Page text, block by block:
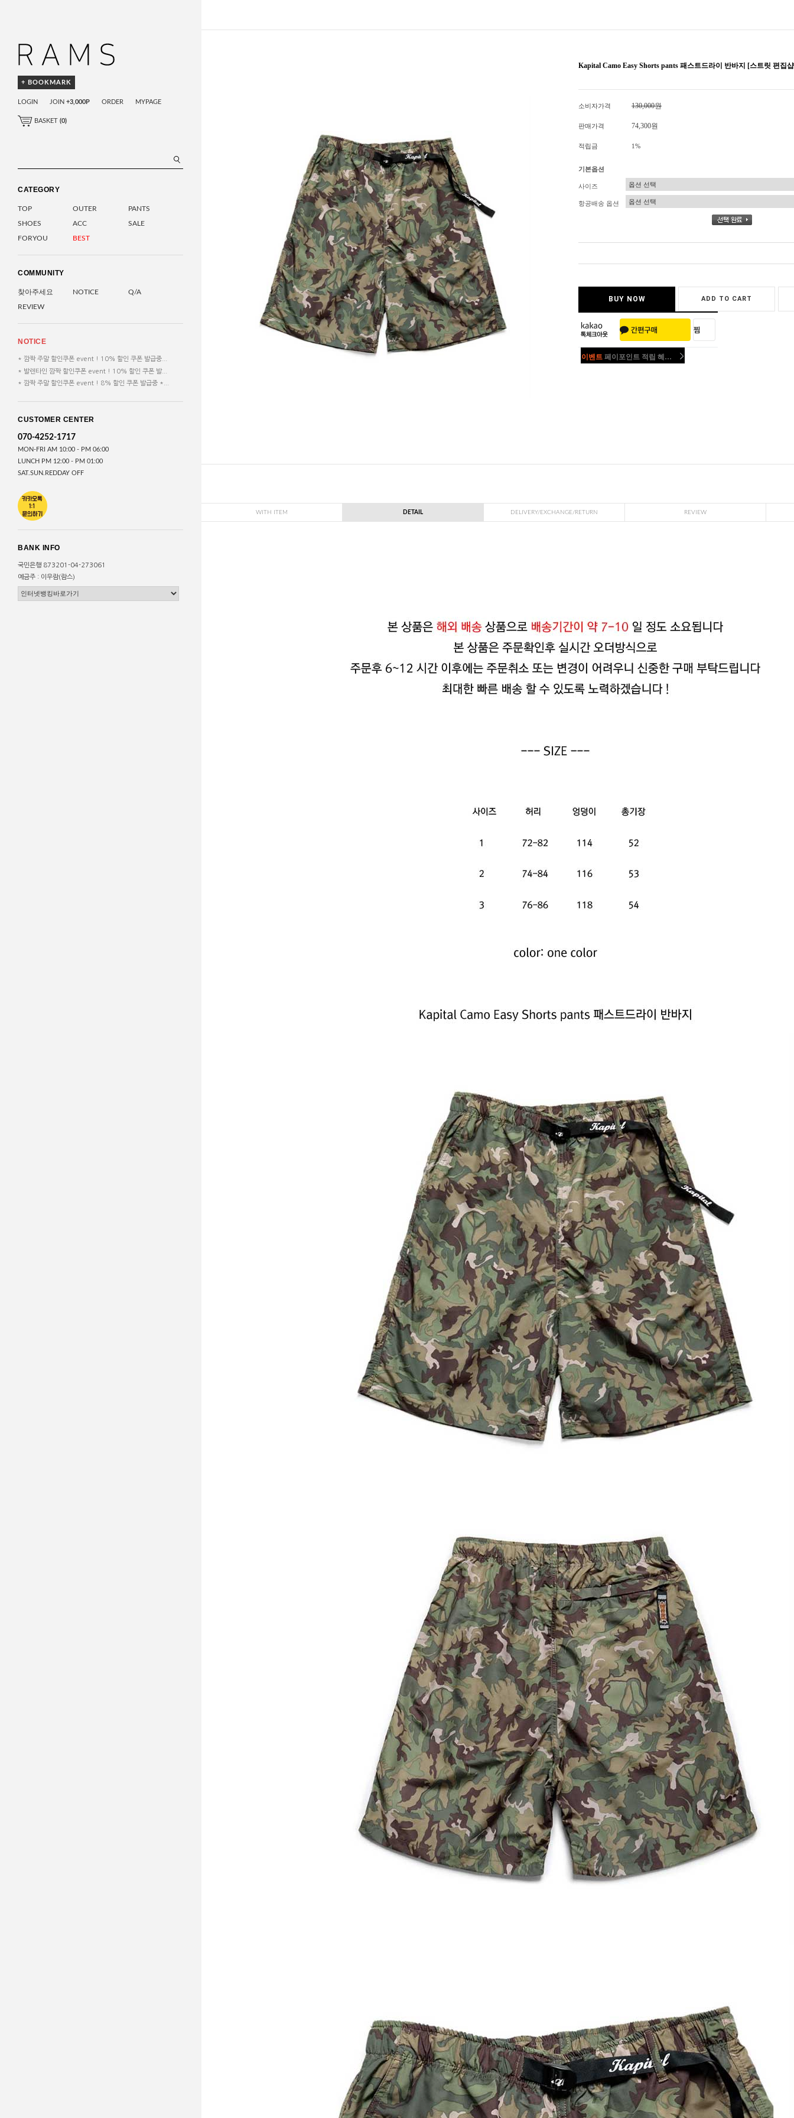
+ BOOKMARK
LOGIN JOIN +3,000P ORDER MYPAGE
BASKET (0)
CATEGORY
TOP OUTER PANTS
SHOES ACC SALE
FORYOU BEST
COMMUNITY
찾아주세요 NOTICE Q/A
REVIEW
NOTICE
* 깜짝 주말 할인쿠폰 event ! 10% 할인 쿠폰 발급중...
* 발렌타인 깜짝 할인쿠폰 event ! 10% 할인 쿠폰 발...
* 깜짝 주말 할인쿠폰 event ! 8% 할인 쿠폰 발급중 *...
CUSTOMER CENTER
070-4252-1717
MON-FRI AM 10:00 - PM 06:00
LUNCH PM 12:00 - PM 01:00
SAT.SUN.REDDAY OFF
BANK INFO
국민은행 873201-04-273061
예금주 : 이우람(람스)
Kapital Camo Easy Shorts pants 패스트드라이 반바지 [스트릿 편집
소비자가격 130,000원
판매가격 74,300원
적립금 1%
기본옵션
사이즈
항공배송 옵션
BUY NOW ADD TO CART
이벤트 페이포인트 적립 혜택 2배 UP!
WITH ITEM DETAIL DELIVERY/EXCHANGE/RETURN REVIEW